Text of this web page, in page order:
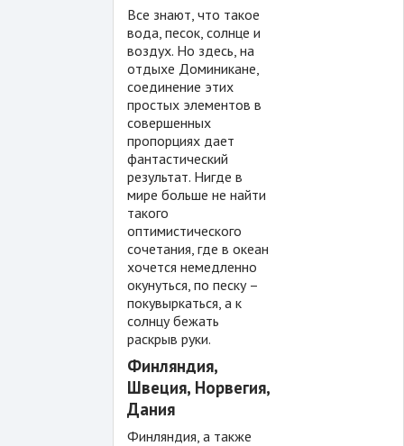
Все знают, что такое
вода, песок, солнце и
воздух. Но здесь, на
отдыхе Доминикане,
соединение этих
простых элементов в
совершенных
пропорциях дает
фантастический
результат. Нигде в
мире больше не найти
такого
оптимистического
сочетания, где в океан
хочется немедленно
окунуться, по песку –
покувыркаться, а к
солнцу бежать
раскрыв руки.
Финляндия,
Швеция, Норвегия,
Дания
Финляндия, а также